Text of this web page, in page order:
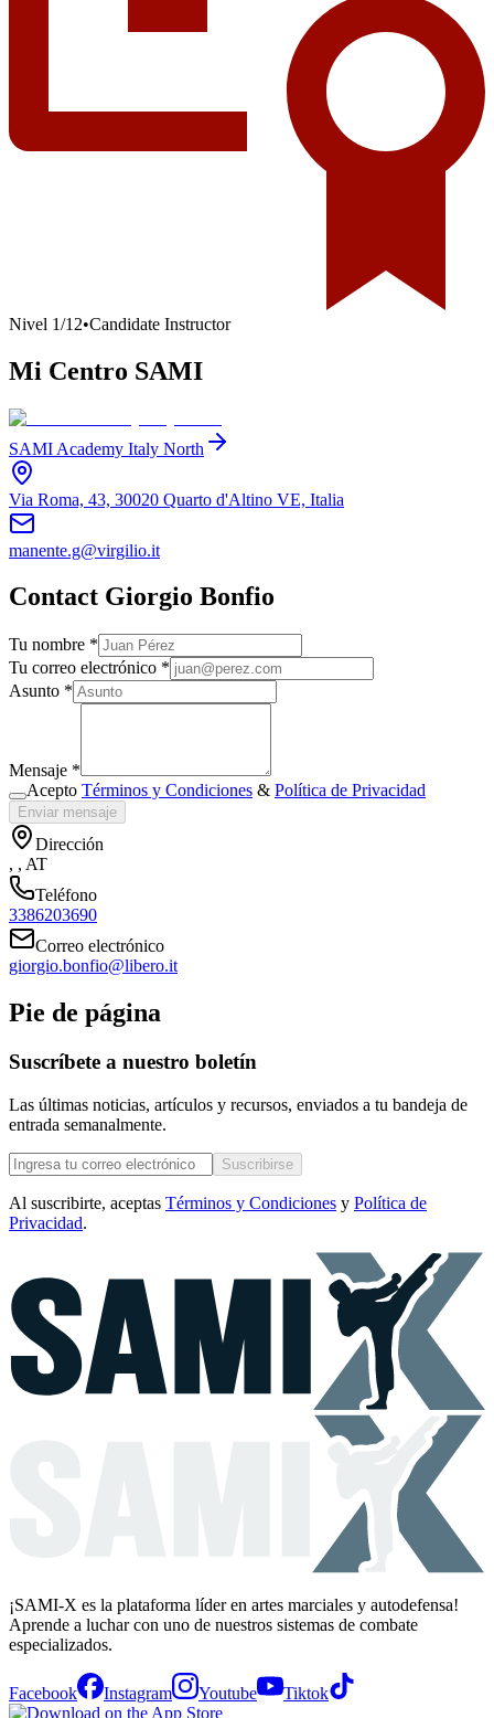
Nivel 1/12•Candidate Instructor
Mi Centro SAMI
SAMI Academy Italy North
Via Roma, 43, 30020 Quarto d'Altino VE, Italia
manente.g@virgilio.it
Contact Giorgio Bonfio
Tu nombre *
Tu correo electrónico *
Asunto *
Mensaje *
Acepto Términos y Condiciones & Política de Privacidad
Enviar mensaje
Dirección
, , AT
Teléfono
3386203690
Correo electrónico
giorgio.bonfio@libero.it
Pie de página
Suscríbete a nuestro boletín
Las últimas noticias, artículos y recursos, enviados a tu bandeja de
entrada semanalmente.
Suscribirse
Al suscribirte, aceptas Términos y Condiciones y Política de
Privacidad.
¡SAMI-X es la plataforma líder en artes marciales y autodefensa!
Aprende a luchar con uno de nuestros sistemas de combate
especializados.
Facebook Instagram Youtube Tiktok